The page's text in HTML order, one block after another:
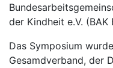
der Kindheit e.V. (BAK
Das Symposium
Gesamdverband, der